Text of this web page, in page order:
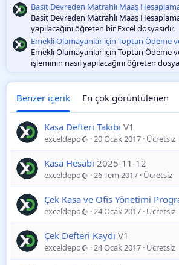
Basit Devreden Matrahlı Maaş
Basit Devreden Matrahlı Maaş
yapılacağını öğreten bir Excel dosyasıdır.
Emekli Olamayanlar için Toptan Ödeme
Emekli Olamayanlar için Toptan Ödeme
işleminin nasıl yapılacağını öğreten
Benzer içerik En çok görüntülenen
Kasa Defteri Takibi V1
exceldepo 20 Ocak 2017 Ücretsiz
Kasa Hesabı 2025-11-12
exceldepo 26 Tem 2017 Ücretsiz
Çek Kasa ve Ofis Yönetimi
exceldepo 24 Ocak 2017 Ücretsiz
Çek Defteri Kaydı V1
exceldepo 24 Ocak 2017 Ücretsiz